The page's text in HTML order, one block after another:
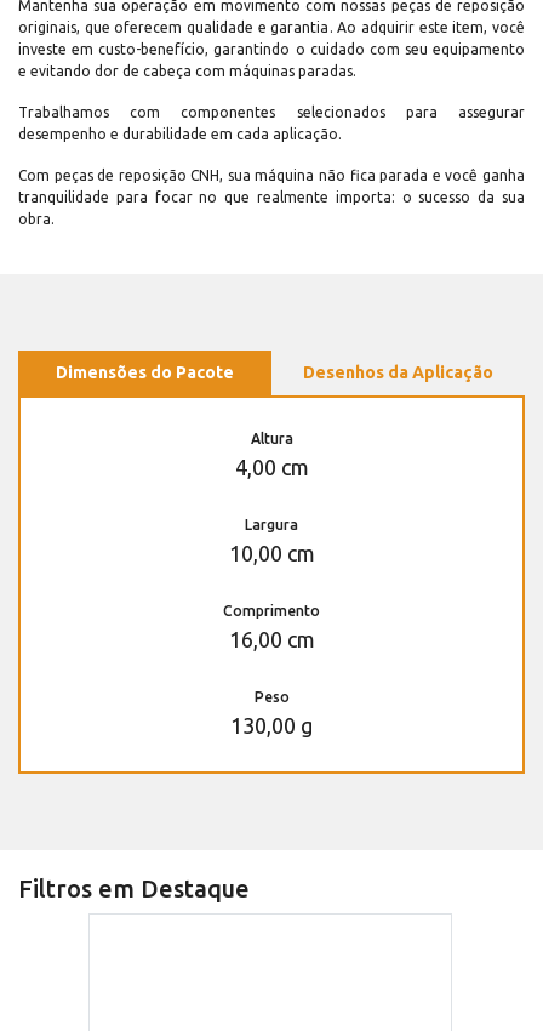
Mantenha sua operação em movimento com nossas peças de reposição
originais, que oferecem qualidade e garantia. Ao adquirir este item, você
investe em custo-benefício, garantindo o cuidado com seu equipamento
e evitando dor de cabeça com máquinas paradas.
Trabalhamos com componentes selecionados para assegurar
desempenho e durabilidade em cada aplicação.
Com peças de reposição CNH, sua máquina não fica parada e você ganha
tranquilidade para focar no que realmente importa: o sucesso da sua
obra.
Dimensões do Pacote Desenhos da Aplicação
Altura
4,00 cm
Largura
10,00 cm
Comprimento
16,00 cm
Peso
130,00 g
Filtros em Destaque